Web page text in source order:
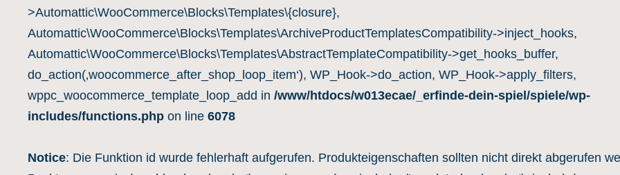
>Automattic\WooCommerce\Blocks\Templates\{closure},
Automattic\WooCommerce\Blocks\Templates\ArchiveProductTemplatesCompatibility->inject_hooks,
Automattic\WooCommerce\Blocks\Templates\AbstractTemplateCompatibility->get_hooks_buffer,
do_action(‚woocommerce_after_shop_loop_item‘), WP_Hook->do_action, WP_Hook->apply_filters,
wppc_woocommerce_template_loop_add in /www/htdocs/w013ecae/_erfinde-dein-spiel/spiele/wp-
includes/functions.php on line 6078
Notice: Die Funktion id wurde fehlerhaft aufgerufen. Produkteigenschaften sollten nicht direkt abgerufen